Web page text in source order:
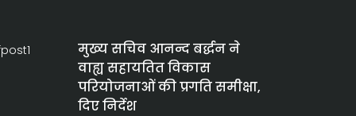
मुख्य सचिव आनन्द बर्द्धन ने
वाह्य सहायतित विकास
परियोजनाओं की प्रगति समीक्षा,
दिए निर्देश